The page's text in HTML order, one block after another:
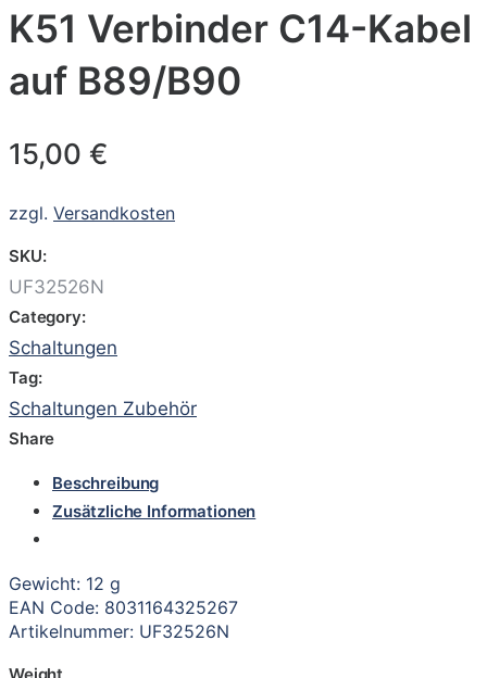
K51 Verbinder C14-Kabel
auf B89/B90
15,00 €
zzgl. Versandkosten
SKU:
UF32526N
Category:
Schaltungen
Tag:
Schaltungen Zubehör
Share
Beschreibung
Zusätzliche Informationen
Gewicht: 12 g
EAN Code: 8031164325267
Artikelnummer: UF32526N
Weight